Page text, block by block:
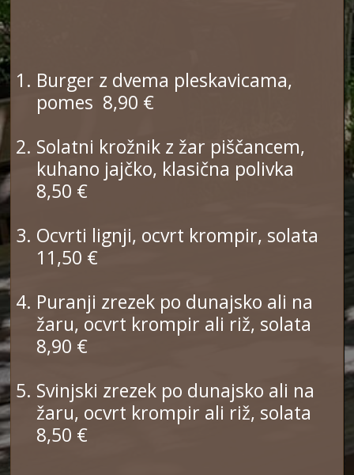
Burger z dvema pleskavicama,
pomes 8,90 €
Solatni krožnik z žar piščancem,
kuhano jajčko, klasična polivka
8,50 €
Ocvrti lignji, ocvrt krompir, solata
11,50 €
Puranji zrezek po dunajsko ali na
žaru, ocvrt krompir ali riž, solata
8,90 €
Svinjski zrezek po dunajsko ali na
žaru, ocvrt krompir ali riž, solata
8,50 €